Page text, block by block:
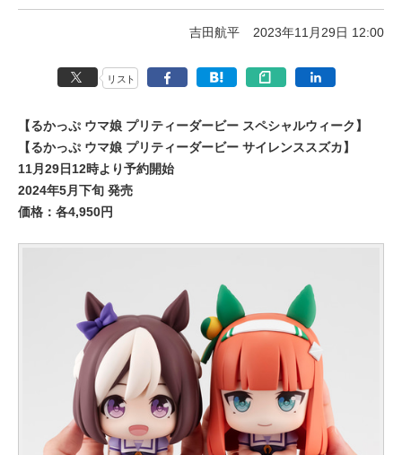
吉田航平 2023年11月29日 12:00
リスト
【るかっぷ ウマ娘 プリティーダービー スペシャルウィーク】
【るかっぷ ウマ娘 プリティーダービー サイレンススズカ】
11月29日12時より予約開始
2024年5月下旬 発売
価格：各4,950円